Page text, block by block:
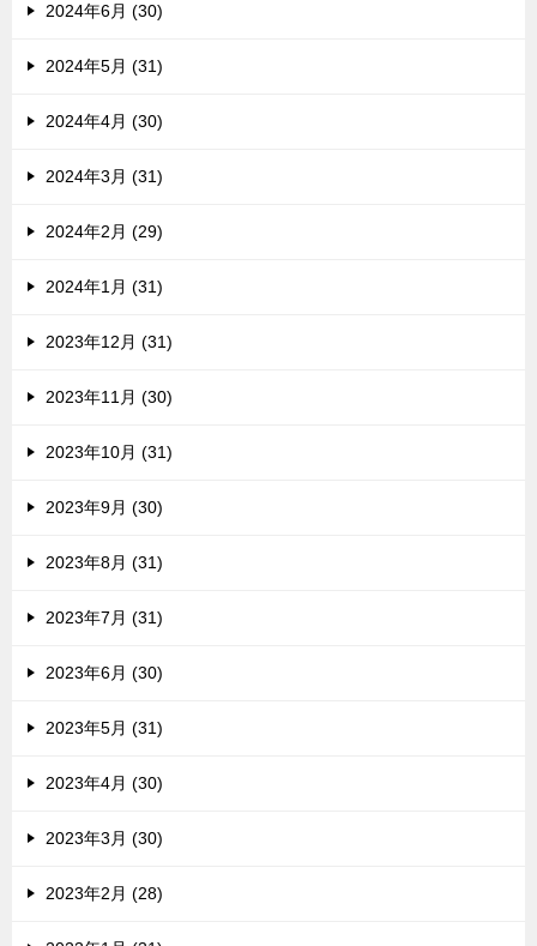
2024年6月 (30)
2024年5月 (31)
2024年4月 (30)
2024年3月 (31)
2024年2月 (29)
2024年1月 (31)
2023年12月 (31)
2023年11月 (30)
2023年10月 (31)
2023年9月 (30)
2023年8月 (31)
2023年7月 (31)
2023年6月 (30)
2023年5月 (31)
2023年4月 (30)
2023年3月 (30)
2023年2月 (28)